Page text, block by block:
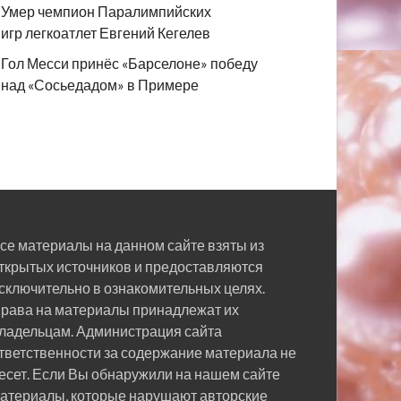
Умер чемпион Паралимпийских
игр легкоатлет Евгений Кегелев
Гол Месси принёс «Барселоне» победу
над «Сосьедадом» в Примере
материалы на данном сайте взяты из
источников и предоставляются
в ознакомительных целях.
на материалы принадлежат их
Администрация сайта
за содержание материала не
Если Вы обнаружили на нашем сайте
которые нарушают авторские